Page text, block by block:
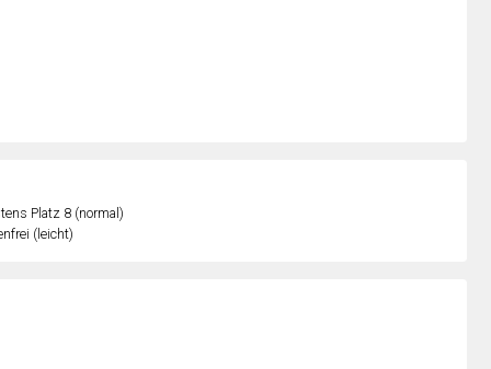
Platz 8 (normal)
(leicht)